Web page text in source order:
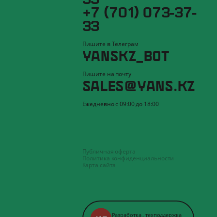
+7 (701) 073-37-
33
Пишите в Телеграм
YANSKZ_BOT
Пишите на почту
SALES@YANS.KZ
Ежедневно с 09:00 до 18:00
Публичная оферта
Политика конфиденциальности
Карта сайта
Разработка,техподдержка